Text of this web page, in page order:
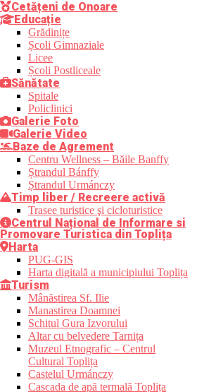
Cetățeni de Onoare
Educație
Grădinițe
Școli Gimnaziale
Licee
Școli Postliceale
Sănătate
Spitale
Policlinici
Galerie Foto
Galerie Video
Baze de Agrement
Centru Wellness – Băile Banffy
Ștrandul Bánffy
Ștrandul Urmánczy
Timp liber / Recreere activă
Trasee turistice şi cicloturistice
Centrul Național de Informare si
Promovare Turistica din Toplița
Harta
PUG-GIS
Harta digitală a municipiului Toplița
Turism
Mânăstirea Sf. Ilie
Manastirea Doamnei
Schitul Gura Izvorului
Altar cu belvedere Tarnița
Muzeul Etnografic – Centrul
Cultural Toplița
Castelul Urmánczy
Cascada de apă termală Toplița